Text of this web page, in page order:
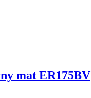
mat ER175BV